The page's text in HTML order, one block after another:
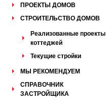
ПРОЕКТЫ ДОМОВ
СТРОИТЕЛЬСТВО ДОМОВ
Реализованные проекты
коттеджей
Текущие стройки
МЫ РЕКОМЕНДУЕМ
СПРАВОЧНИК
ЗАСТРОЙЩИКА